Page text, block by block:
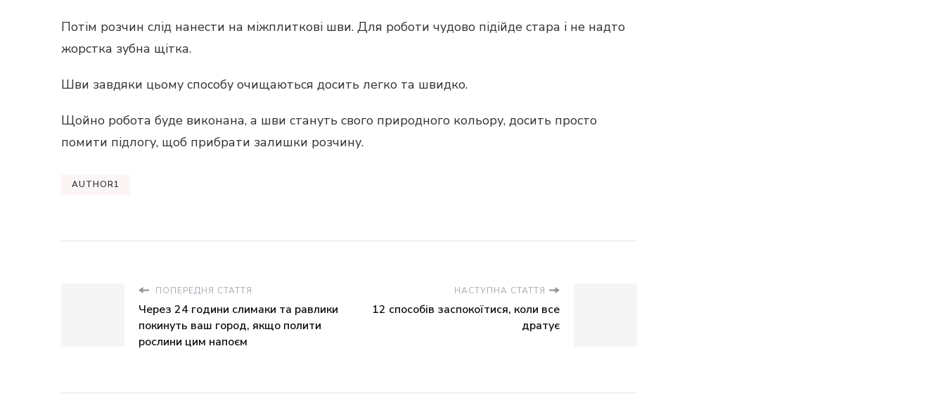
Потім розчин слід нанести на міжплиткові шви. Для роботи чудово підійде стара і не надто
жорстка зубна щітка.
Шви завдяки цьому способу очищаються досить легко та швидко.
Щойно робота буде виконана, а шви стануть свого природного кольору, досить просто
помити підлогу, щоб прибрати залишки розчину.
AUTHOR1
ПОПЕРЕДНЯ СТАТТЯ
Через 24 години слимаки та равлики
покинуть ваш город, якщо полити
рослини цим напоєм
НАСТУПНА СТАТТЯ
12 способів заспокоїтися, коли все
дратує